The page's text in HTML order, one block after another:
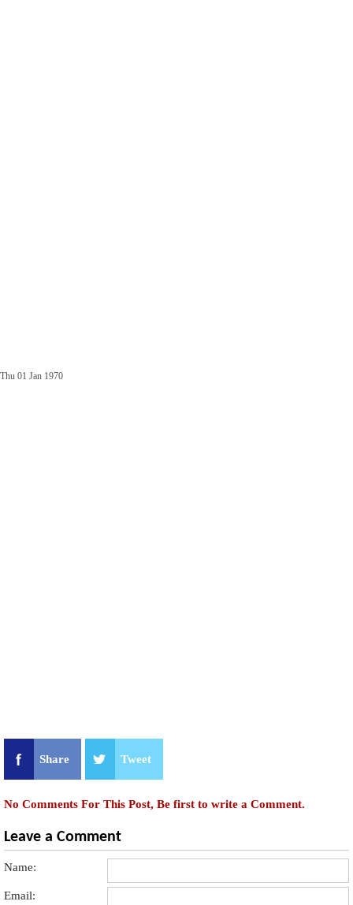
Thu 01 Jan 1970
Share Tweet
No Comments For This Post, Be first to write a Comment.
Leave a Comment
Name:
Email: